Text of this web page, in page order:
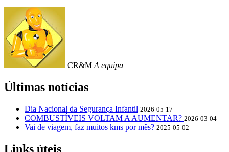
CR&M A equipa
Últimas notícias
Dia Nacional da Segurança Infantil 2026-05-17
COMBUSTÍVEIS VOLTAM A AUMENTAR? 2026-03-04
Vai de viagem, faz muitos kms por mês? 2025-05-02
Links úteis